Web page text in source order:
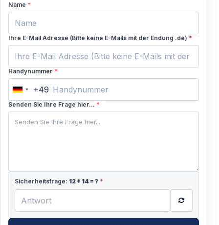
Name *
Ihre E-Mail Adresse (Bitte keine E-Mails mit der Endung .de) *
Handynummer *
Germany
+49
+49
Senden Sie Ihre Frage hier... *
Sicherheitsfrage: 12 + 14 = ? *